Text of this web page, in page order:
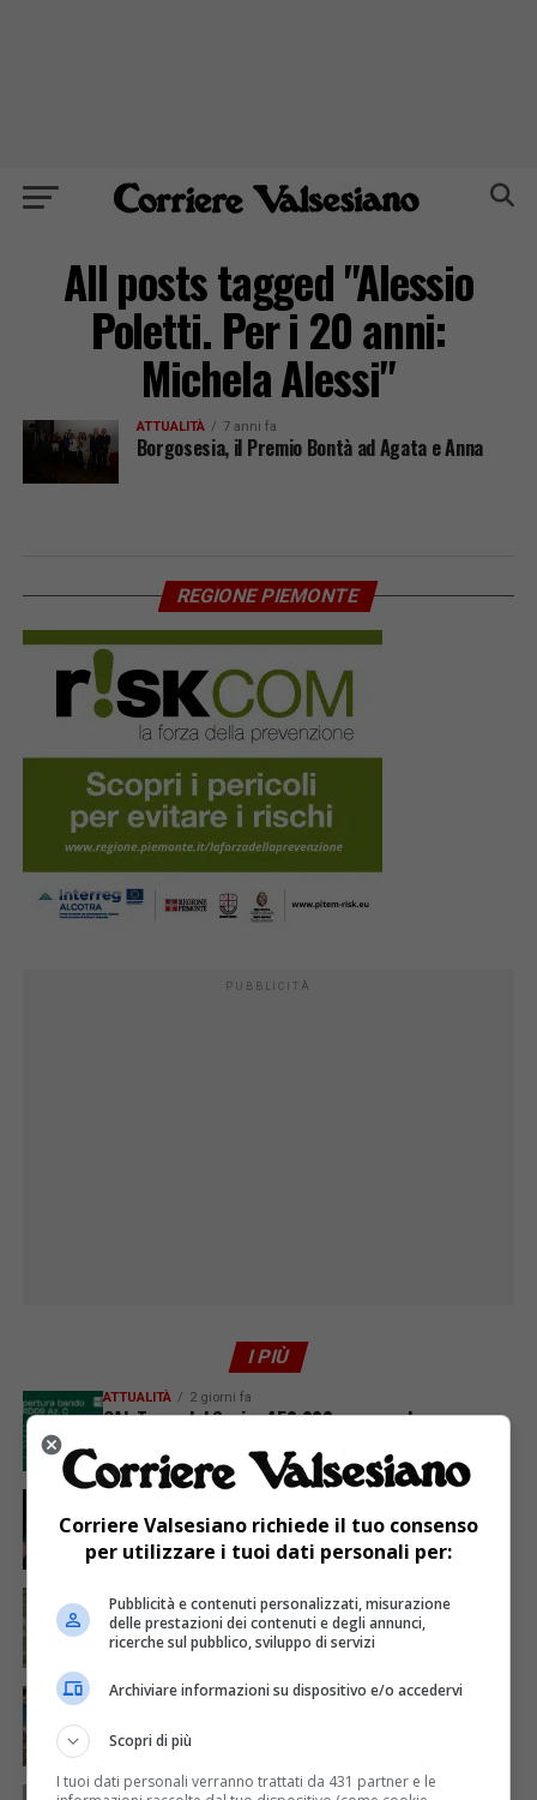
All posts tagged "Alessio
Poletti. Per i 20 anni:
Michela Alessi"
ATTUALITÀ 7 anni fa
Borgosesia, il Premio Bontà ad Agata e Anna
REGIONE PIEMONTE
PUBBLICITÀ
I PIÙ
ATTUALITÀ 2 giorni fa
GAL Terre del Sesia: 450.000 euro per la
Sabato 8 agosto in piazza a Varallo Gran Galà Lirico
ATTUALITÀ
Siccità, Gattinara chiede il riconoscimento dello
stato di calamità naturale
ATTUALITÀ 6 giorni fa
ATTUALITÀ 6 giorni fa
Corriere Valsesiano richiede il tuo consenso
per utilizzare i tuoi dati personali per:
Pubblicità e contenuti personalizzati, misurazione
delle prestazioni dei contenuti e degli annunci,
ricerche sul pubblico, sviluppo di servizi
Archiviare informazioni su dispositivo e/o accedervi
Scopri di più
I tuoi dati personali verranno trattati da 431 partner e le